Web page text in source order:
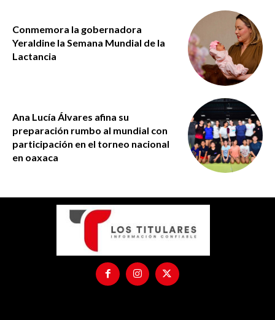
Conmemora la gobernadora
Yeraldine la Semana Mundial de la
Lactancia
Ana Lucía Álvares afina su
preparación rumbo al mundial con
participación en el torneo nacional
en oaxaca